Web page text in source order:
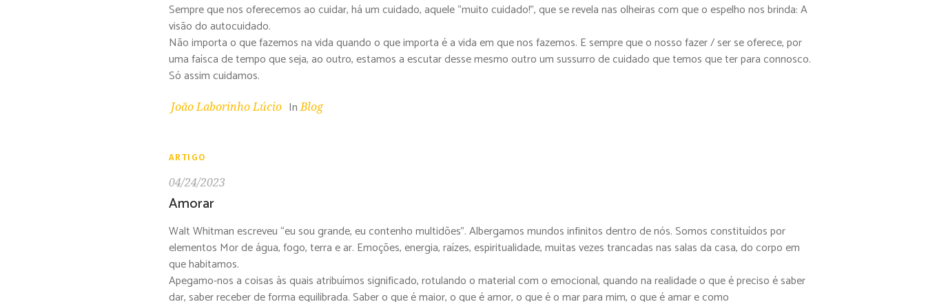
Sempre que nos oferecemos ao cuidar, há um cuidado, aquele “muito cuidado!”, que se revela nas olheiras com que o espelho nos brinda: A
visão do autocuidado.
Não importa o que fazemos na vida quando o que importa é a vida em que nos fazemos. E sempre que o nosso fazer / ser se oferece, por
uma faísca de tempo que seja, ao outro, estamos a escutar desse mesmo outro um sussurro de cuidado que temos que ter para connosco.
Só assim cuidamos.
João Laborinho Lúcio InBlog
ARTIGO
04/24/2023
Amorar
Walt Whitman escreveu “eu sou grande, eu contenho multidões”. Albergamos mundos infinitos dentro de nós. Somos constituídos por
elementos Mor de água, fogo, terra e ar. Emoções, energia, raízes, espiritualidade, muitas vezes trancadas nas salas da casa, do corpo em
que habitamos.
Apegamo-nos a coisas às quais atribuímos significado, rotulando o material com o emocional, quando na realidade o que é preciso é saber
dar, saber receber de forma equilibrada. Saber o que é maior, o que é amor, o que é o mar para mim, o que é amar e como